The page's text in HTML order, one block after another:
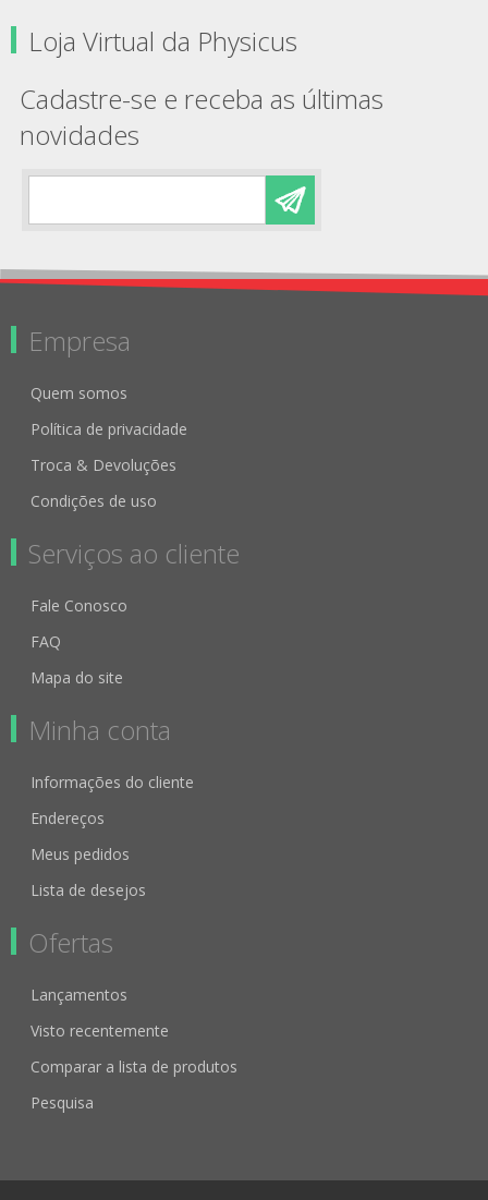
Loja Virtual da Physicus
Cadastre-se e receba as últimas
novidades
Empresa
Quem somos
Política de privacidade
Troca & Devoluções
Condições de uso
Serviços ao cliente
Fale Conosco
FAQ
Mapa do site
Minha conta
Informações do cliente
Endereços
Meus pedidos
Lista de desejos
Ofertas
Lançamentos
Visto recentemente
Comparar a lista de produtos
Pesquisa